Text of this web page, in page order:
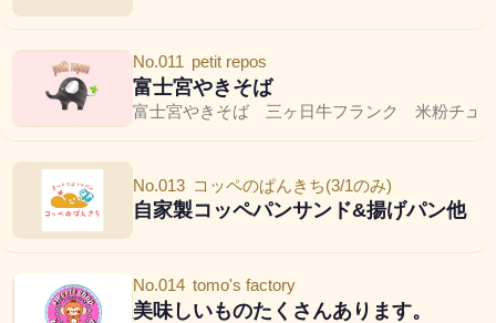
No.011 petit repos
富士宮やきそば
富士宮やきそば 三ヶ日牛フランク 米粉チュ
No.013 コッペのぱんきち(3/1のみ)
自家製コッペパンサンド&揚げパン他
No.014 tomo's factory
美味しいものたくさんあります。